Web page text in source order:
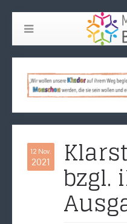
12 Nov.
2021 bzgl.